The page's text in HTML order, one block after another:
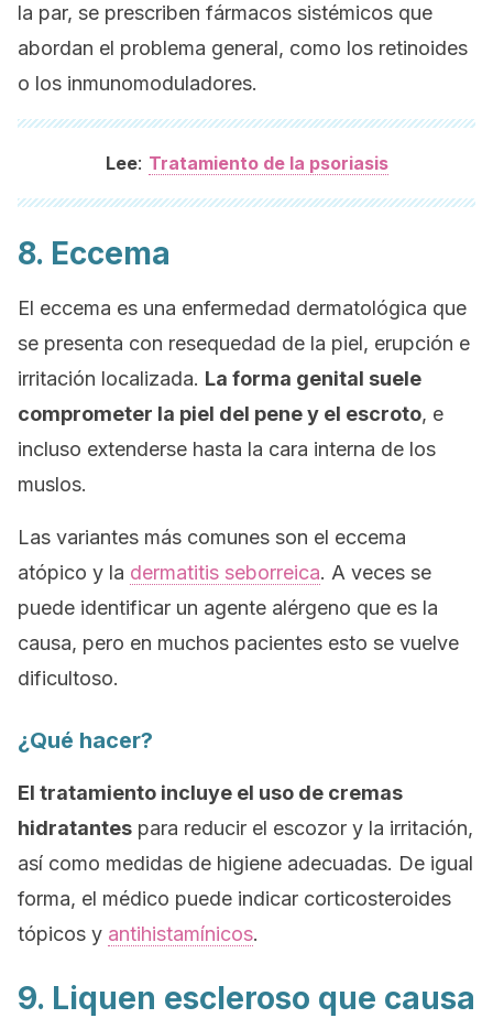
la par, se prescriben fármacos sistémicos que
abordan el problema general, como los retinoides
o los inmunomoduladores.
Lee: Tratamiento de la psoriasis
8. Eccema
El eccema es una enfermedad dermatológica que
se presenta con resequedad de la piel, erupción e
irritación localizada. La forma genital suele
comprometer la piel del pene y el escroto, e
incluso extenderse hasta la cara interna de los
muslos.
Las variantes más comunes son el eccema
atópico y la dermatitis seborreica. A veces se
puede identificar un agente alérgeno que es la
causa, pero en muchos pacientes esto se vuelve
dificultoso.
¿Qué hacer?
El tratamiento incluye el uso de cremas
hidratantes para reducir el escozor y la irritación,
así como medidas de higiene adecuadas. De igual
forma, el médico puede indicar corticosteroides
tópicos y antihistamínicos.
9. Liquen escleroso que causa